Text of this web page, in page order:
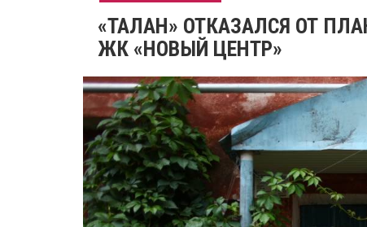
«ТАЛАН» ОТКАЗАЛСЯ ОТ
ЖК «НОВЫЙ ЦЕНТР»